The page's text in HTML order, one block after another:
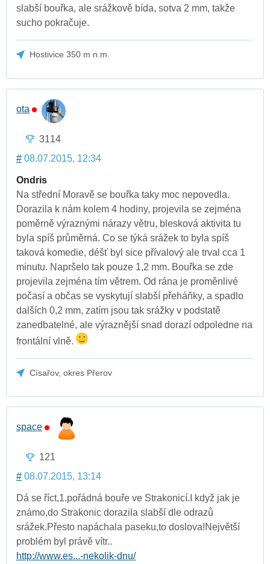
slabší bouřka, ale srážkově bída, sotva 2 mm, takže
sucho pokračuje.
Hostivice 350 m n.m.
ota
3114
# 08.07.2015, 12:34
Ondris
Na střední Moravě se bouřka taky moc nepovedla.
Dorazila k nám kolem 4 hodiny, projevila se zejména
poměrně výraznými nárazy větru, blesková aktivita tu
byla spíš průměrná. Co se týká srážek to byla spíš
taková komedie, déšť byl sice přívalový ale trval cca 1
minutu. Napršelo tak pouze 1,2 mm. Bouřka se zde
projevila zejména tím větrem. Od rána je proměnlivé
počasí a občas se vyskytují slabší přeháňky, a spadlo
dalších 0,2 mm, zatím jsou tak srážky v podstatě
zanedbatelné, ale výraznější snad dorazí odpoledne na
frontální vlně.
Císařov, okres Přerov
space
121
# 08.07.2015, 13:14
Dá se říct,1.pořádná bouře ve Strakonicí.I když jak je
známo,do Strakonic dorazila slabší dle odrazů
srážek.Přesto napáchala paseku,to doslova!Největší
problém byl právě vítr..
http://www.es...-nekolik-dnu/